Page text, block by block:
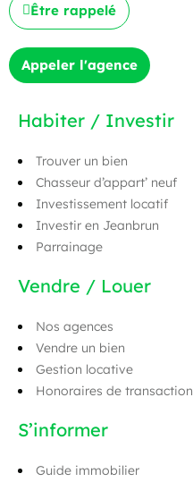
Être rappelé
Appeler l'agence
Habiter / Investir
Trouver un bien
Chasseur d’appart’ neuf
Investissement locatif
Investir en Jeanbrun
Parrainage
Vendre / Louer
Nos agences
Vendre un bien
Gestion locative
Honoraires de transaction
S’informer
Guide immobilier